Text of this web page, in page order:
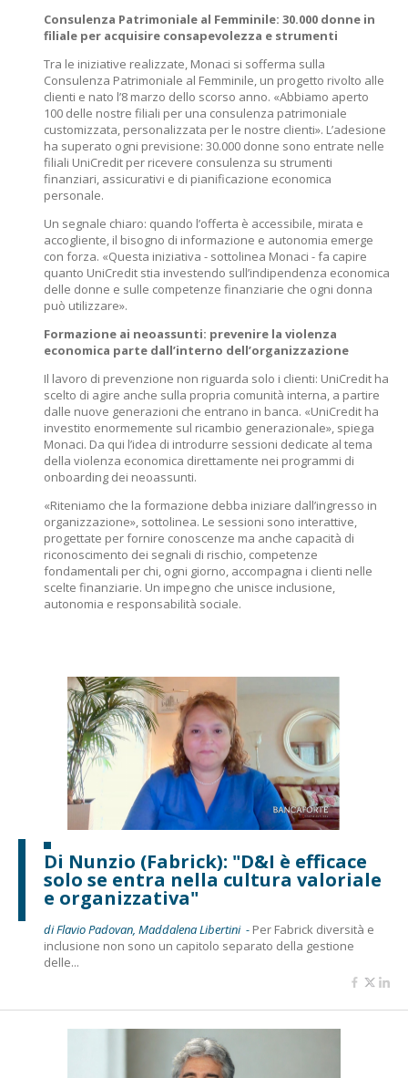
Consulenza Patrimoniale al Femminile: 30.000 donne in
filiale per acquisire consapevolezza e strumenti
Tra le iniziative realizzate, Monaci si sofferma sulla
Consulenza Patrimoniale al Femminile, un progetto rivolto alle
clienti e nato l’8 marzo dello scorso anno. «Abbiamo aperto
100 delle nostre filiali per una consulenza patrimoniale
customizzata, personalizzata per le nostre clienti». L’adesione
ha superato ogni previsione: 30.000 donne sono entrate nelle
filiali UniCredit per ricevere consulenza su strumenti
finanziari, assicurativi e di pianificazione economica
personale.
Un segnale chiaro: quando l’offerta è accessibile, mirata e
accogliente, il bisogno di informazione e autonomia emerge
con forza. «Questa iniziativa - sottolinea Monaci - fa capire
quanto UniCredit stia investendo sull’indipendenza economica
delle donne e sulle competenze finanziarie che ogni donna
può utilizzare».
Formazione ai neoassunti: prevenire la violenza
economica parte dall’interno dell’organizzazione
Il lavoro di prevenzione non riguarda solo i clienti: UniCredit ha
scelto di agire anche sulla propria comunità interna, a partire
dalle nuove generazioni che entrano in banca. «UniCredit ha
investito enormemente sul ricambio generazionale», spiega
Monaci. Da qui l’idea di introdurre sessioni dedicate al tema
della violenza economica direttamente nei programmi di
onboarding dei neoassunti.
«Riteniamo che la formazione debba iniziare dall’ingresso in
organizzazione», sottolinea. Le sessioni sono interattive,
progettate per fornire conoscenze ma anche capacità di
riconoscimento dei segnali di rischio, competenze
fondamentali per chi, ogni giorno, accompagna i clienti nelle
scelte finanziarie. Un impegno che unisce inclusione,
autonomia e responsabilità sociale.
Di Nunzio (Fabrick): "D&I è efficace
solo se entra nella cultura valoriale
e organizzativa"
di Flavio Padovan, Maddalena Libertini - Per Fabrick diversità e
inclusione non sono un capitolo separato della gestione
delle...